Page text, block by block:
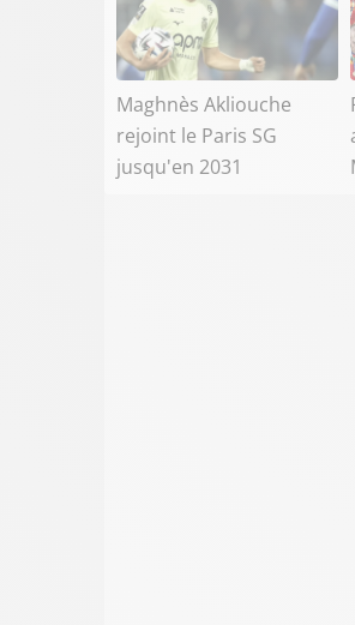
Maghnès Akliouche
rejoint le Paris SG
jusqu'en 2031